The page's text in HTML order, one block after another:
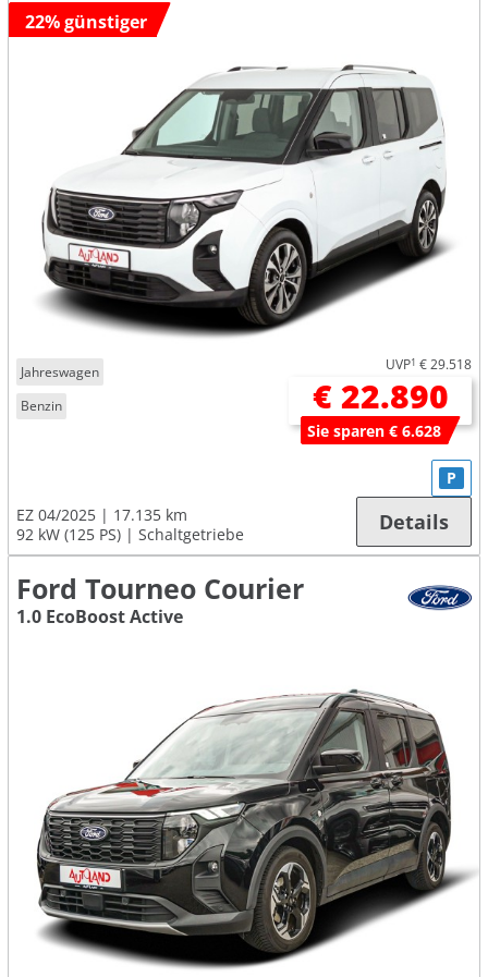
22% günstiger
Jahreswagen
Benzin
UVP1 € 29.518
€ 22.890
Sie sparen € 6.628
EZ 04/2025
17.135 km
92 kW (125 PS)
Schaltgetriebe
P
Details
Ford Tourneo Courier
1.0 EcoBoost Active